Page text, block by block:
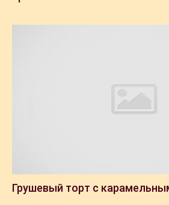
Грушевый торт с